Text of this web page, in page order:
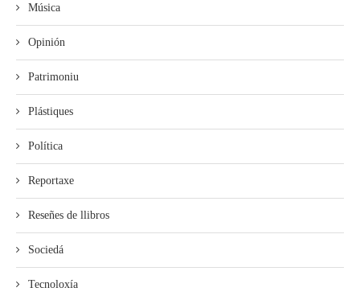
Música
Opinión
Patrimoniu
Plástiques
Política
Reportaxe
Reseñes de llibros
Sociedá
Tecnoloxía